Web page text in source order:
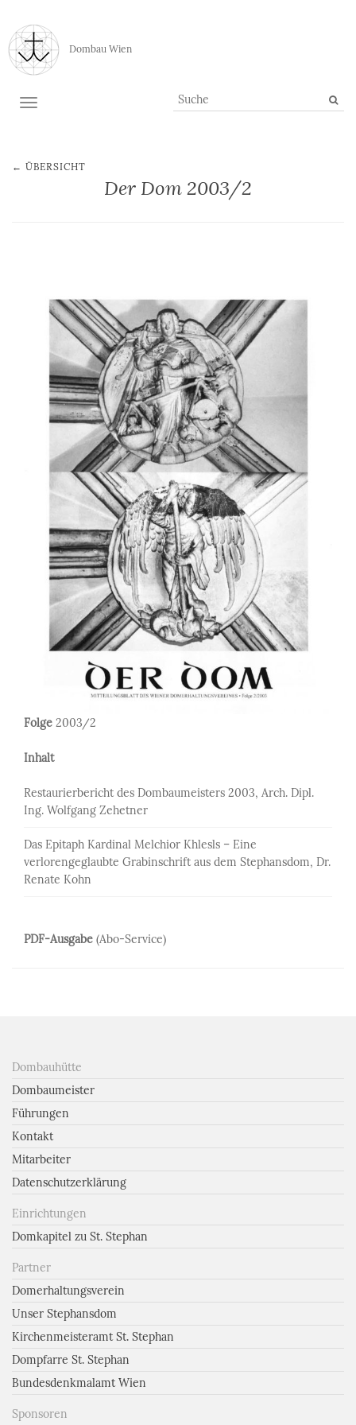
Dombau Wien
TOGGLE NAVIGATION
← ÜBERSICHT
Der Dom 2003/2
Folge 2003/2
Inhalt
Restaurierbericht des Dombaumeisters 2003, Arch. Dipl.
Ing. Wolfgang Zehetner
Das Epitaph Kardinal Melchior Khlesls – Eine
verlorengeglaubte Grabinschrift aus dem Stephansdom, Dr.
Renate Kohn
PDF-Ausgabe (Abo-Service)
Dombauhütte
Dombaumeister
Führungen
Kontakt
Mitarbeiter
Datenschutzerklärung
Einrichtungen
Domkapitel zu St. Stephan
Partner
Domerhaltungsverein
Unser Stephansdom
Kirchenmeisteramt St. Stephan
Dompfarre St. Stephan
Bundesdenkmalamt Wien
Sponsoren